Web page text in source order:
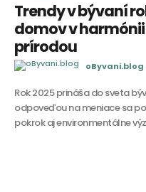
Trendy v bývaní
domov v
prírodou
oByvani.blog
Rok 2025 prináša do sveta
odpoveďou na meniace sa
pokrok aj environmentálne